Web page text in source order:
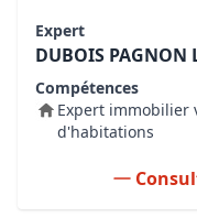
Expert
DUBOIS PAGNON
Compétences
Expert immobilier
d'habitations